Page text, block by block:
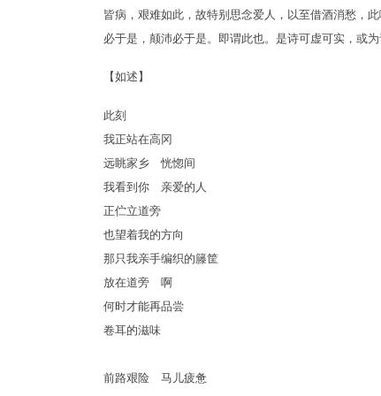
皆病，艰难如此，故特别思念爱人，以至借酒消愁，
必于是，颠沛必于是。即谓此也。是诗可虚可实，或
【如述】
此刻
我正站在高冈
远眺家乡 恍惚间
我看到你 亲爱的人
正伫立道旁
也望着我的方向
那只我亲手编织的籐筐
放在道旁 啊
何时才能再品尝
卷耳的滋味
前路艰险 马儿疲惫